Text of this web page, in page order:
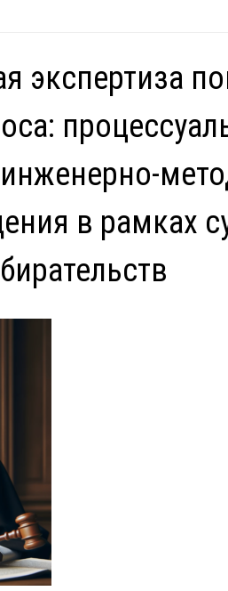
экспертиза
в рамках